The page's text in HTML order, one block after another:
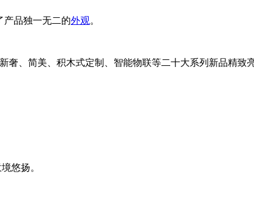
产品独一无二的外观。
奢、简美、积木式定制、智能物联等二十大系列新品精致
悠扬。